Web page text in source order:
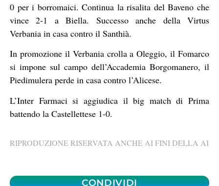
0 per i borromaici. Continua la risalita del Baveno che
vince 2-1 a Biella. Successo anche della Virtus
Verbania in casa contro il Santhià.
In promozione il Verbania crolla a Oleggio, il Fomarco
si impone sul campo dell’Accademia Borgomanero, il
Piedimulera perde in casa contro l’Alicese.
L’Inter Farmaci si aggiudica il big match di Prima
battendo la Castellettese 1-0.
RIPRODUZIONE RISERVATA ANCHE AI FINI DELLA AI
CONDIVIDI